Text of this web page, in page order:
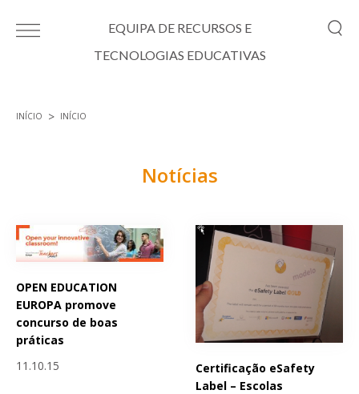
EQUIPA DE RECURSOS E
TECNOLOGIAS EDUCATIVAS
INÍCIO INÍCIO
Notícias
OPEN EDUCATION
EUROPA promove
concurso de boas
práticas
11.10.15
Certificação eSafety
Label – Escolas
Páginas